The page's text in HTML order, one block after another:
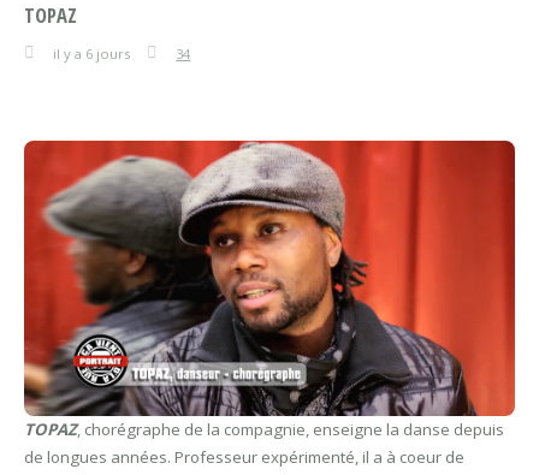
TOPAZ
il y a 6 jours 34
TOPAZ, chorégraphe de la compagnie, enseigne la danse depuis
de longues années. Professeur expérimenté, il a à coeur de